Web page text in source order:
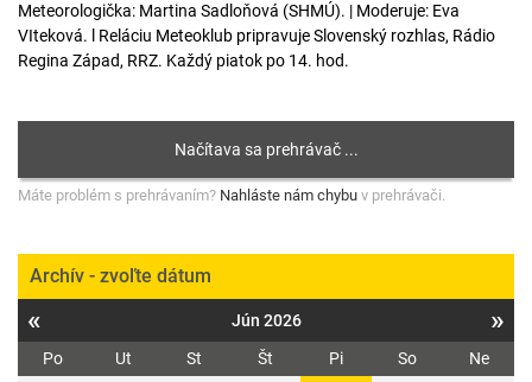
Meteorologička: Martina Sadloňová (SHMÚ). | Moderuje: Eva
VIteková. l Reláciu Meteoklub pripravuje Slovenský rozhlas, Rádio
Regina Západ, RRZ. Každý piatok po 14. hod.
Máte problém s prehrávaním? Nahláste nám chybu v prehrávači.
Archív - zvoľte dátum
« Jún 2026 »
Po Ut St Št Pi So
Ne